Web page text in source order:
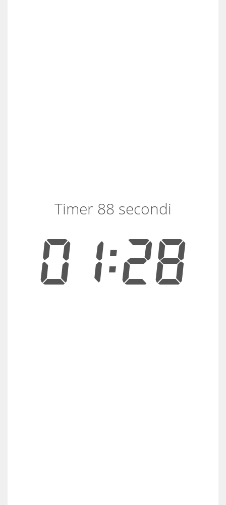
01:28
Timer 88 secondi